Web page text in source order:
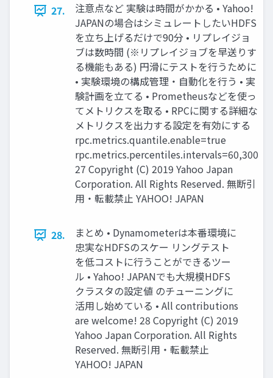
27.
注意点など 実験は時間がかかる • Yahoo!
JAPANの場合はシミュレートしたいHDFS
を立ち上げるだけで90分 • リプレイジョ
ブは数時間 (※リプレイジョブを早送りす
る機能もある) 円滑にテストを行うために
• 実験環境の構成管理・自動化を行う • 実
験計画を立てる • Prometheusなどを使っ
てメトリクスを取る • RPCに関する詳細な
メトリクスを出力する設定を有効にする
rpc.metrics.quantile.enable=true
rpc.metrics.percentiles.intervals=60,300
27 Copyright (C) 2019 Yahoo Japan
Corporation. All Rights Reserved. 無断引
用・転載禁止 YAHOO! JAPAN
28.
まとめ • Dynamometerは本番環境に
忠実なHDFSのスケー リングテスト
を低コストに行うことができるツー
ル • Yahoo! JAPANでも大規模HDFS
クラスタの設定値 のチューニングに
活用し始めている • All contributions
are welcome! 28 Copyright (C) 2019
Yahoo Japan Corporation. All Rights
Reserved. 無断引用・転載禁止
YAHOO! JAPAN